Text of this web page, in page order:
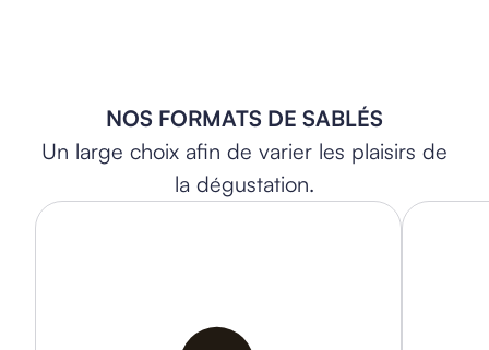
NOS FORMATS DE SABLÉS
Un large choix afin de varier les plaisirs de
la dégustation.